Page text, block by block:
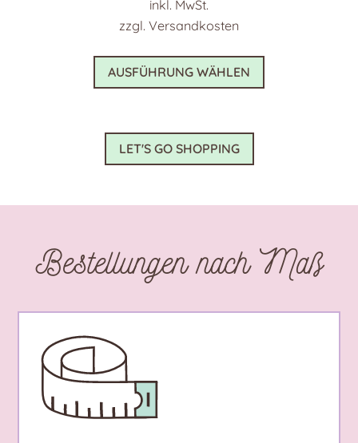
inkl. MwSt.
zzgl. Versandkosten
AUSFÜHRUNG WÄHLEN
Dieses
weist
der
Produktseite
LET'S GO SHOPPING
Bestellungen nach Maß